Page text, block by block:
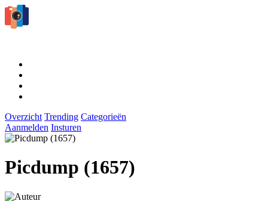
Overzicht Trending Categorieën
Aanmelden Insturen
Picdump (1657)